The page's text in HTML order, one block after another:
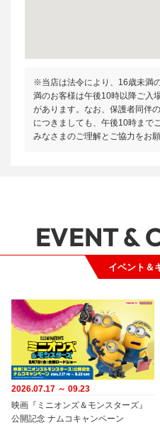
※当店は法令により、16歳未満
満のお客様は午後10時以降ご入
があります。なお、保護者同伴
につきましても、午後10時まで
みなさまのご理解とご協力をお
イベント＆
EVENT &
2026.07.17 ～ 09.23
映画『ミニオンズ＆モンスターズ』
公開記念 ナムコキャンペーン